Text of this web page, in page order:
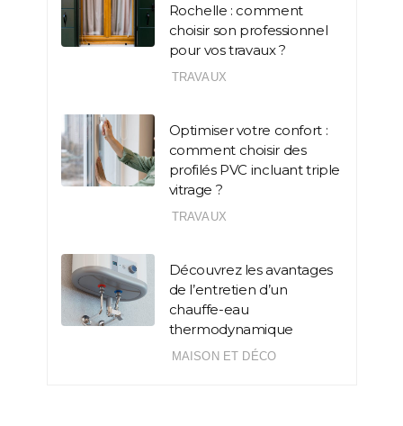
Rochelle : comment
choisir son professionnel
pour vos travaux ?
TRAVAUX
Optimiser votre confort :
comment choisir des
profilés PVC incluant triple
vitrage ?
TRAVAUX
Découvrez les avantages
de l’entretien d’un
chauffe-eau
thermodynamique
MAISON ET DÉCO